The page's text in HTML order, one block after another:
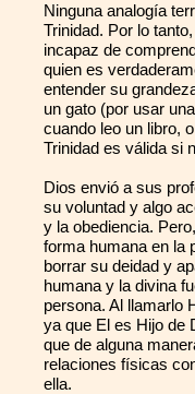
Ninguna analogía
Trinidad. Por lo
incapaz de
quien es
entender su
un gato (por usar
cuando leo un libro,
Trinidad es válida si
Dios envió a sus
su voluntad y algo
y la obediencia.
forma humana en la
borrar su deidad y
humana y la divina
persona. Al llamarlo
ya que El es Hijo de
que de alguna
relaciones físicas
ella.